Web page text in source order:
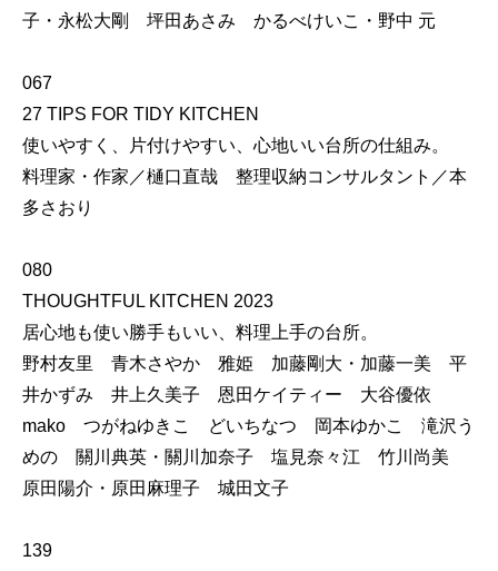
子・永松大剛 坪田あさみ かるべけいこ・野中 元
067
27 TIPS FOR TIDY KITCHEN
使いやすく、片付けやすい、心地いい台所の仕組み。
料理家・作家／樋口直哉 整理収納コンサルタント／本
多さおり
080
THOUGHTFUL KITCHEN 2023
居心地も使い勝手もいい、料理上手の台所。
野村友里 青木さやか 雅姫 加藤剛大・加藤一美 平
井かずみ 井上久美子 恩田ケイティー 大谷優依
mako つがねゆきこ どいちなつ 岡本ゆかこ 滝沢う
めの 關川典英・關川加奈子 塩見奈々江 竹川尚美
原田陽介・原田麻理子 城田文子
139